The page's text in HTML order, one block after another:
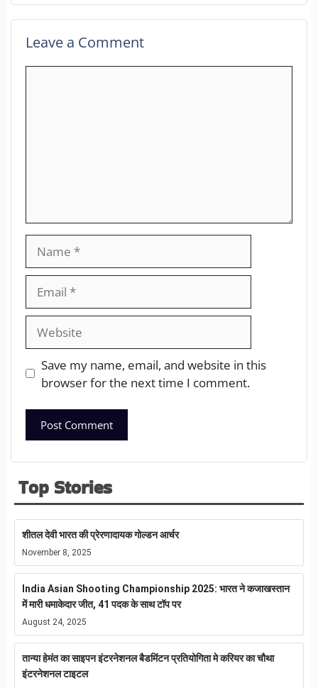
Leave a Comment
Save my name, email, and website in this
browser for the next time I comment.
Top Stories
शीतल देवी भारत की प्रेरणादायक गोल्डन आर्चर
November 8, 2025
India Asian Shooting Championship 2025: भारत ने कजाखस्तान
में मारी धमाकेदार जीत, 41 पदक के साथ टॉप पर
August 24, 2025
तान्या हेमंत का साइपन इंटरनेशनल बैडमिंटन प्रतियोगिता मे करियर का चौथा
इंटरनेशनल टाइटल